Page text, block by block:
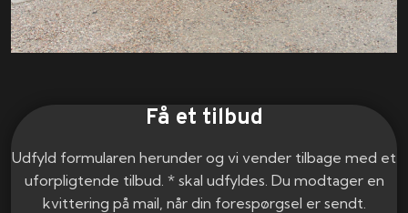
Få et tilbud
Udfyld formularen herunder og vi vender tilbage med et
uforpligtende tilbud. * skal udfyldes. Du modtager en
kvittering på mail, når din forespørgsel er sendt.